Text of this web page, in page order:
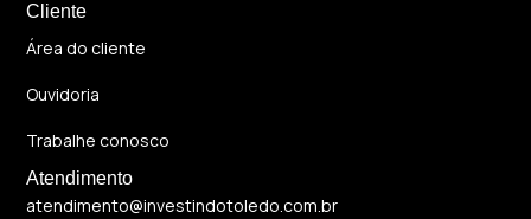
Cliente
Área do cliente
Ouvidoria
Trabalhe conosco
Atendimento
atendimento@investindotoledo.com.br